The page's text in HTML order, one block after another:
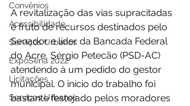
Convênios
Acessibilidade
Serviços Urbanos
ExpoSena 2022
Licitações
Serviços Urbanos
A revitalização das vias supracitadas
é fruto de recursos destinados pelo
Senador e líder da Bancada Federal
do Acre, Sérgio Petecão (PSD-AC)
atendendo à um pedido do gestor
municipal. O início do trabalho foi
bastante festejado pelos moradores